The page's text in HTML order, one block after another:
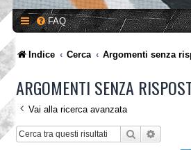
FAQ
Indice Cerca Argomenti senza
ARGOMENTI SENZA
Vai alla ricerca avanzata
Cerca